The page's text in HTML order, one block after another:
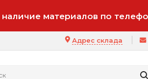
материалов по
Адрес склада